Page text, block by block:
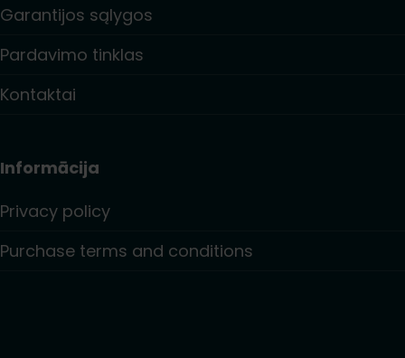
Garantijos sąlygos
Pardavimo tinklas
Kontaktai
Informācija
Privacy policy
Purchase terms and conditions